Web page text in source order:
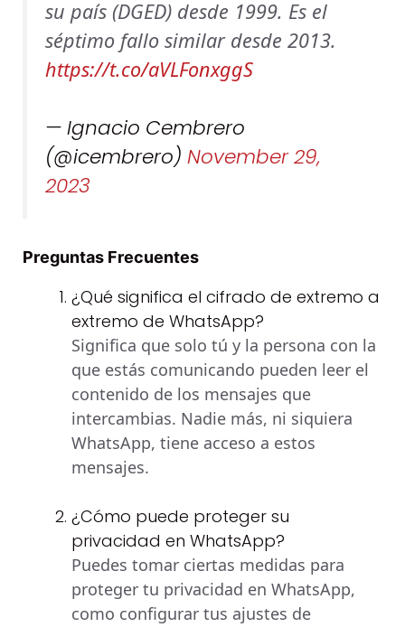
su país (DGED) desde 1999. Es el
séptimo fallo similar desde 2013.
https://t.co/aVLFonxggS
— Ignacio Cembrero
(@icembrero) November 29,
2023
Preguntas Frecuentes
¿Qué significa el cifrado de extremo a
extremo de WhatsApp?
Significa que solo tú y la persona con la
que estás comunicando pueden leer el
contenido de los mensajes que
intercambias. Nadie más, ni siquiera
WhatsApp, tiene acceso a estos
mensajes.
¿Cómo puede proteger su
privacidad en WhatsApp?
Puedes tomar ciertas medidas para
proteger tu privacidad en WhatsApp,
como configurar tus ajustes de